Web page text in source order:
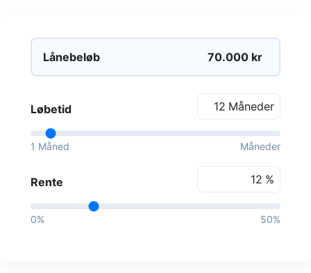
Lånebeløb kr
Løbetid Måneder
1 Måned Måneder
Rente %
0% 50%